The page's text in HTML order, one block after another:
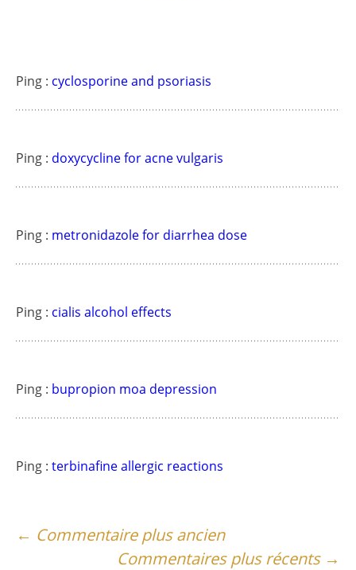
Ping : cyclosporine and psoriasis
Ping : doxycycline for acne vulgaris
Ping : metronidazole for diarrhea dose
Ping : cialis alcohol effects
Ping : bupropion moa depression
Ping : terbinafine allergic reactions
Navigation
← Commentaire plus ancien
Commentaires plus récents →